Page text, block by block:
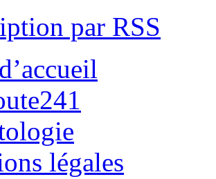
par RSS
légales